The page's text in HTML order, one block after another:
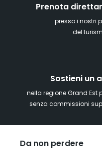
Prenota
presso i nostri
del
Sostieni un
nella regione Grand Est
senza commissioni
Da non perdere